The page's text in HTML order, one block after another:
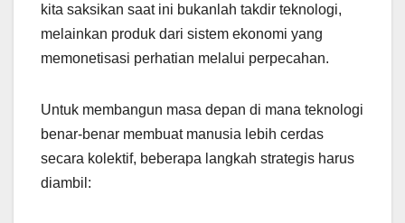
kita saksikan saat ini bukanlah takdir teknologi,
melainkan produk dari sistem ekonomi yang
memonetisasi perhatian melalui perpecahan.
Untuk membangun masa depan di mana teknologi
benar-benar membuat manusia lebih cerdas
secara kolektif, beberapa langkah strategis harus
diambil: